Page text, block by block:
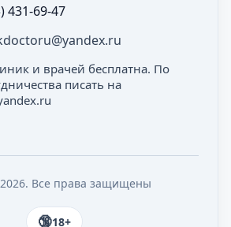
431-69-47
и врачей бесплатна. По
писать на
Все права защищены
18+